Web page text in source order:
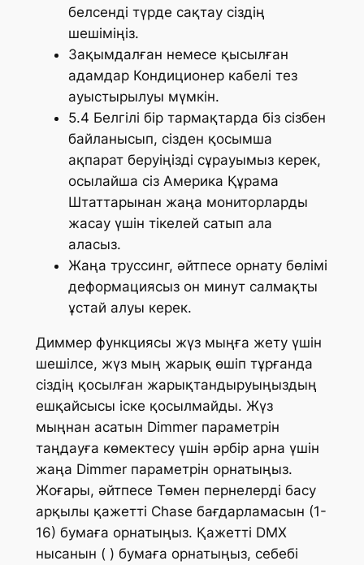
белсенді түрде сақтау сіздің
шешіміңіз.
Зақымдалған немесе қысылған
адамдар Кондиционер кабелі тез
ауыстырылуы мүмкін.
5.4 Белгілі бір тармақтарда біз сізбен
байланысып, сізден қосымша
ақпарат беруіңізді сұрауымыз керек,
осылайша сіз Америка Құрама
Штаттарынан жаңа мониторларды
жасау үшін тікелей сатып ала
аласыз.
Жаңа труссинг, әйтпесе орнату бөлімі
деформациясыз он минут салмақты
ұстай алуы керек.
Диммер функциясы жүз мыңға жету үшін
шешілсе, жүз мың жарық өшіп тұрғанда
сіздің қосылған жарықтандыруыңыздың
ешқайсысы іске қосылмайды. Жүз
мыңнан асатын Dimmer параметрін
таңдауға көмектесу үшін әрбір арна үшін
жаңа Dimmer параметрін орнатыңыз.
Жоғары, әйтпесе Төмен пернелерді басу
арқылы қажетті Chase бағдарламасын (1-
16) бумаға орнатыңыз. Қажетті DMX
нысанын ( ) бумаға орнатыңыз, себебі